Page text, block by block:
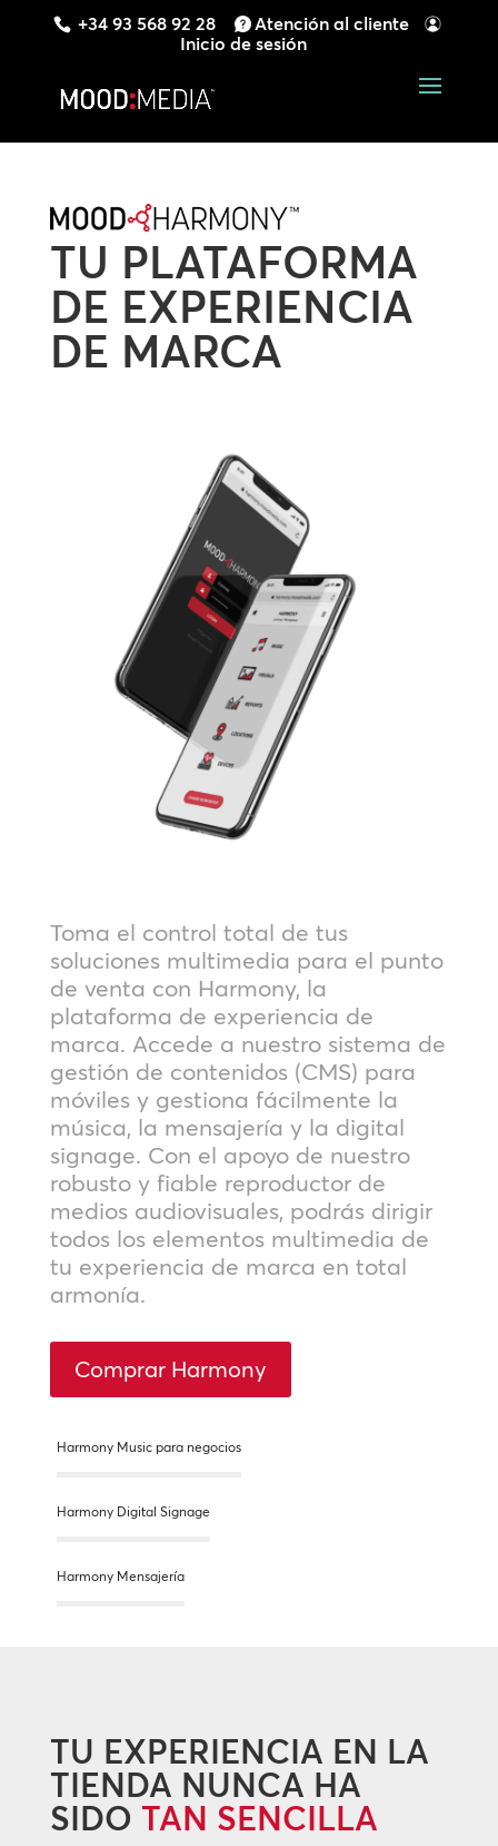
+34 93 568 92 28
Atención al cliente
Inicio de sesión
TU PLATAFORMA
DE EXPERIENCIA
DE MARCA
Toma el control total de tus
soluciones multimedia para el punto
de venta con Harmony, la
plataforma de experiencia de
marca. Accede a nuestro sistema de
gestión de contenidos (CMS) para
móviles y gestiona fácilmente la
música, la mensajería y la digital
signage. Con el apoyo de nuestro
robusto y fiable reproductor de
medios audiovisuales, podrás dirigir
todos los elementos multimedia de
tu experiencia de marca en total
armonía.
Comprar Harmony
Harmony Music para negocios
Harmony Digital Signage
Harmony Mensajería
TU EXPERIENCIA EN LA
TIENDA NUNCA HA
SIDO TAN SENCILLA